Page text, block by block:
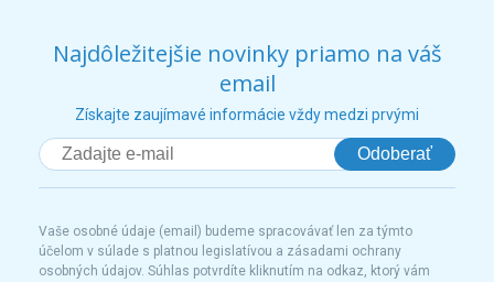
Najdôležitejšie novinky priamo na váš
email
Získajte zaujímavé informácie vždy medzi prvými
Odoberať
Vaše osobné údaje (email) budeme spracovávať len za týmto
účelom v súlade s platnou legislatívou a zásadami ochrany
osobných údajov. Súhlas potvrdíte kliknutím na odkaz, ktorý vám